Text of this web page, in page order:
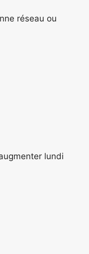
réseau ou
lundi